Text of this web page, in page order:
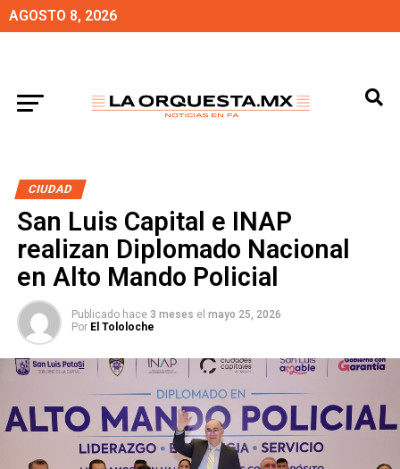
AGOSTO 8, 2026
CIUDAD
San Luis Capital e INAP
realizan Diplomado Nacional
en Alto Mando Policial
Publicado hace 3 meses el mayo 25, 2026
Por El Tololoche